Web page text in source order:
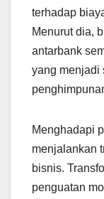
terhadap
Menurut dia,
antarbank
yang menjadi
Menghadapi
menjalankan
bisnis.
penguatan